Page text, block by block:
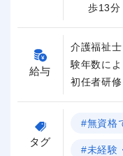
歩13分
給与
介護福祉
験年数によ
初任者研
タグ
#無資格
#未経験